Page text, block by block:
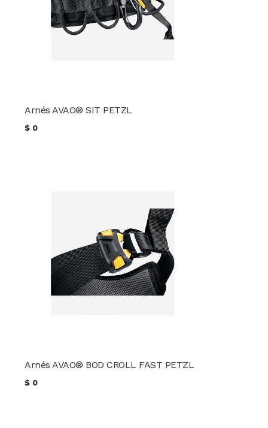
Arnés AVAO® SIT PETZL
$ 0
Arnés AVAO® BOD CROLL FAST PETZL
$ 0